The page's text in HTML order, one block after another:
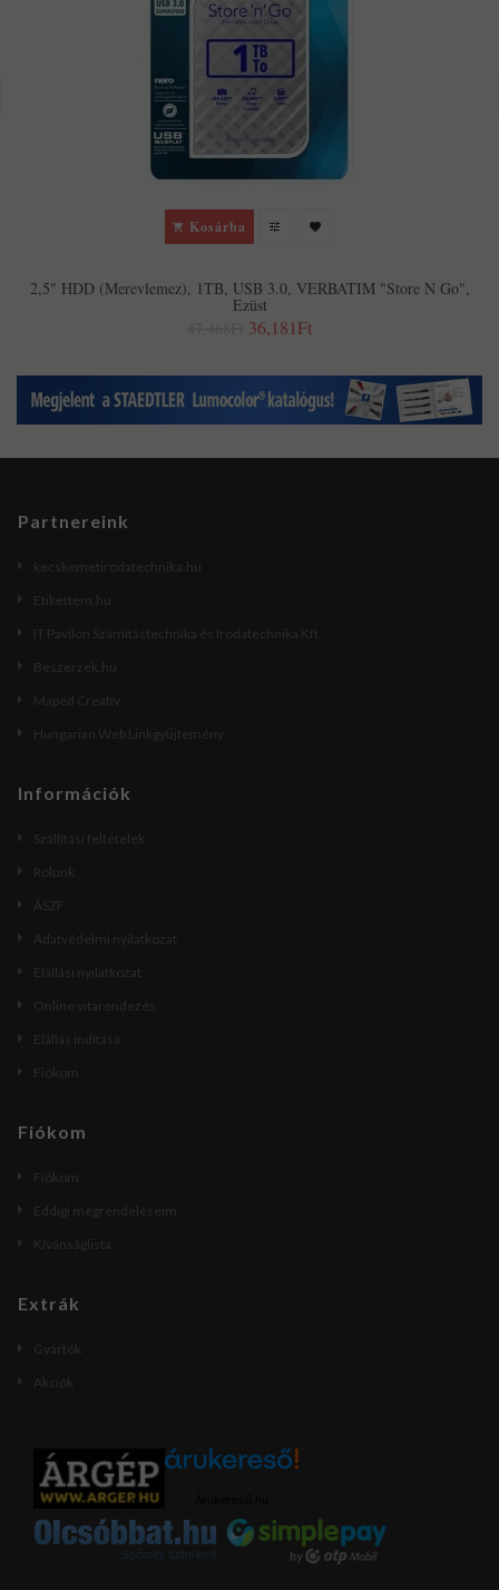
Kosárba
2,5" HDD (merevlemez), 1TB, USB 3.0, VERBATIM "Store N Go",
Ezüst
36,181Ft
Partnereink
kecskemetirodatechnika.hu
Etikettem.hu
IT Pavilon Számítástechnika és Irodatechnika Kft.
Beszerzek.hu
Maped Creativ
Hungarian Web Linkgyűjtemény
Információk
Szállítási feltételek
Rólunk
ÁSZF
Adatvédelmi nyilatkozat
Elállási nyilatkozat
Online vitarendezés
Elállás indítása
Fiókom
Fiókom
Fiókom
Eddigi megrendeléseim
Kívánságlista
Extrák
Gyártók
Akciók